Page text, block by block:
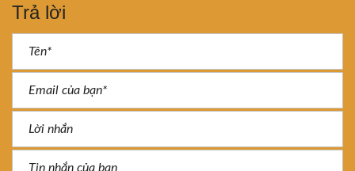
Trả lời